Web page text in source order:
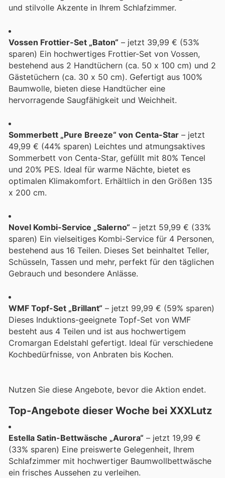
und stilvolle Akzente in Ihrem Schlafzimmer.
Vossen Frottier-Set „Baton“ – jetzt 39,99 € (53%
sparen) Ein hochwertiges Frottier-Set von Vossen,
bestehend aus 2 Handtüchern (ca. 50 x 100 cm) und 2
Gästetüchern (ca. 30 x 50 cm). Gefertigt aus 100%
Baumwolle, bieten diese Handtücher eine
hervorragende Saugfähigkeit und Weichheit.
Sommerbett „Pure Breeze“ von Centa-Star – jetzt
49,99 € (44% sparen) Leichtes und atmungsaktives
Sommerbett von Centa-Star, gefüllt mit 80% Tencel
und 20% PES. Ideal für warme Nächte, bietet es
optimalen Klimakomfort. Erhältlich in den Größen 135
x 200 cm.
Novel Kombi-Service „Salerno“ – jetzt 59,99 € (33%
sparen) Ein vielseitiges Kombi-Service für 4 Personen,
bestehend aus 16 Teilen. Dieses Set beinhaltet Teller,
Schüsseln, Tassen und mehr, perfekt für den täglichen
Gebrauch und besondere Anlässe.
WMF Topf-Set „Brillant“ – jetzt 99,99 € (59% sparen)
Dieses Induktions-geeignete Topf-Set von WMF
besteht aus 4 Teilen und ist aus hochwertigem
Cromargan Edelstahl gefertigt. Ideal für verschiedene
Kochbedürfnisse, von Anbraten bis Kochen.
Nutzen Sie diese Angebote, bevor die Aktion endet.
Top-Angebote dieser Woche bei XXXLutz
Estella Satin-Bettwäsche „Aurora“ – jetzt 19,99 €
(33% sparen) Eine preiswerte Gelegenheit, Ihrem
Schlafzimmer mit hochwertiger Baumwollbettwäsche
ein frisches Aussehen zu verleihen.